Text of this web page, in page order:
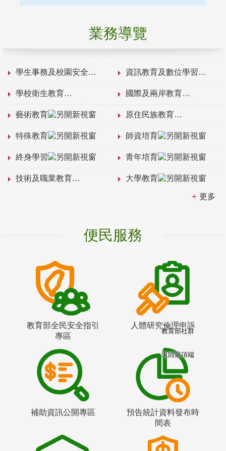
業務導覽
學生事務及校園安全 資訊教育及數位學習
學校衛生教育 國際及兩岸教育
藝術教育 原住民族教育
特殊教育 師資培育
終身學習 青年培育
技術及職業教育 大學教育
更多
便民服務
教育部全民安全指引
專區
人體研究倫理申訴
補助資訊公開專區
預告統計資料發布時
間表
教育部社群
返回最頂端